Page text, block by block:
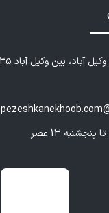
آباد، بین وکیل آباد ۳۵ و ۳۷